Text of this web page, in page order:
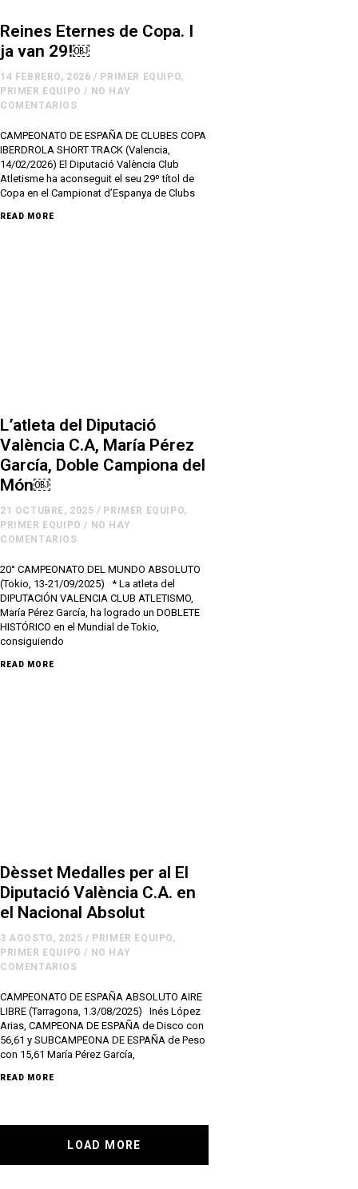
Reines Eternes de Copa. I
ja van 29!￼
14 FEBRERO, 2026 / PRIMER EQUIPO,
PRIMER EQUIPO / NO HAY
COMENTARIOS
CAMPEONATO DE ESPAÑA DE CLUBES COPA
IBERDROLA SHORT TRACK (Valencia,
14/02/2026) El Diputació València Club
Atletisme ha aconseguit el seu 29º títol de
Copa en el Campionat d’Espanya de Clubs
READ MORE
L’atleta del Diputació
València C.A, María Pérez
García, Doble Campiona del
Món￼
21 OCTUBRE, 2025 / PRIMER EQUIPO,
PRIMER EQUIPO / NO HAY
COMENTARIOS
20° CAMPEONATO DEL MUNDO ABSOLUTO
(Tokio, 13-21/09/2025) * La atleta del
DIPUTACIÓN VALENCIA CLUB ATLETISMO,
María Pérez García, ha logrado un DOBLETE
HISTÓRICO en el Mundial de Tokio,
consiguiendo
READ MORE
Dèsset Medalles per al El
Diputació València C.A. en
el Nacional Absolut
3 AGOSTO, 2025 / PRIMER EQUIPO,
PRIMER EQUIPO / NO HAY
COMENTARIOS
CAMPEONATO DE ESPAÑA ABSOLUTO AIRE
LIBRE (Tarragona, 1.3/08/2025) Inés López
Arias, CAMPEONA DE ESPAÑA de Disco con
56,61 y SUBCAMPEONA DE ESPAÑA de Peso
con 15,61 María Pérez García,
READ MORE
LOAD MORE